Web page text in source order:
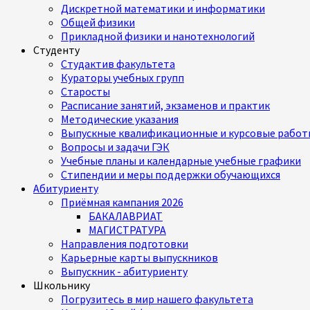
Дискретной математики и информатики
Общей физики
Прикладной физики и нанотехнологий
Студенту
Студактив факультета
Кураторы учебных групп
Старосты
Расписание занятий, экзаменов и практик
Методические указания
Выпускные квалификационные и курсовые
Вопросы и задачи ГЭК
Учебные планы и календарные учебные графики
Стипендии и меры поддержки обучающихся
Абитуриенту
Приёмная кампания 2026
БАКАЛАВРИАТ
МАГИСТРАТУРА
Направления подготовки
Карьерные карты выпускников
Выпускник - абитуриенту
Школьнику
Погрузитесь в мир нашего факультета